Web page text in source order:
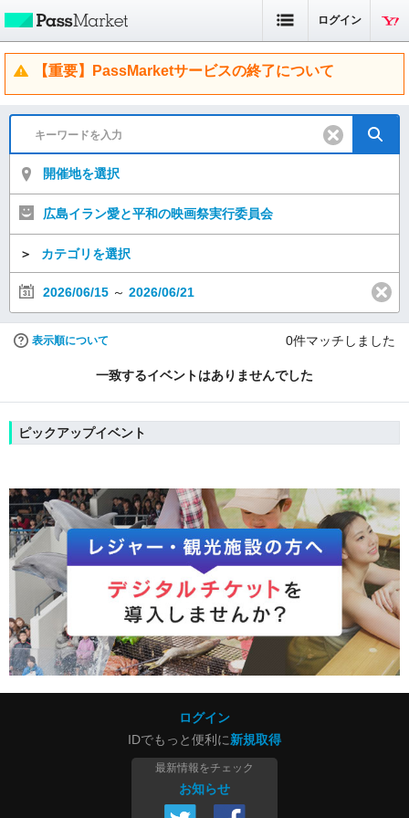
ログイン
【重要】PassMarketサービスの終了について
開催地を選択
広島イラン愛と平和の映画祭実行委員会
＞ カテゴリを選択
2026/06/15 ～ 2026/06/21
表示順について 0件マッチしました
一致するイベントはありませんでした
ピックアップイベント
ログイン
IDでもっと便利に新規取得
最新情報をチェック
お知らせ